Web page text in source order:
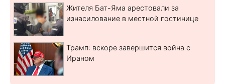
Жителя Бат-Яма арестовали за
изнасилование в местной гостинице
Трамп: вскоре завершится война с
Ираном